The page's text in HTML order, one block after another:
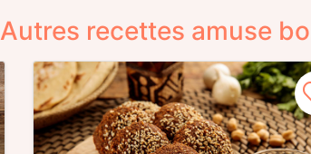
Autres recettes amuse